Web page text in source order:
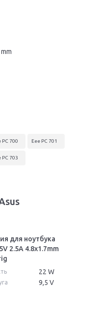
PC 700 Eee PC 701
PC 703
для ноутбука
2.5A 4.8x1.7mm
22 W
9,5 V